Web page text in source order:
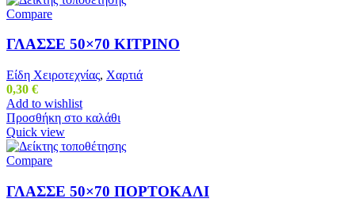
Compare
ΓΛΑΣΣΕ 50×70 ΚΙΤΡΙΝΟ
Είδη Χειροτεχνίας, Χαρτιά
0,30 €
Add to wishlist
Προσθήκη στο καλάθι
Quick view
Compare
ΓΛΑΣΣΕ 50×70 ΠΟΡΤΟΚΑΛΙ